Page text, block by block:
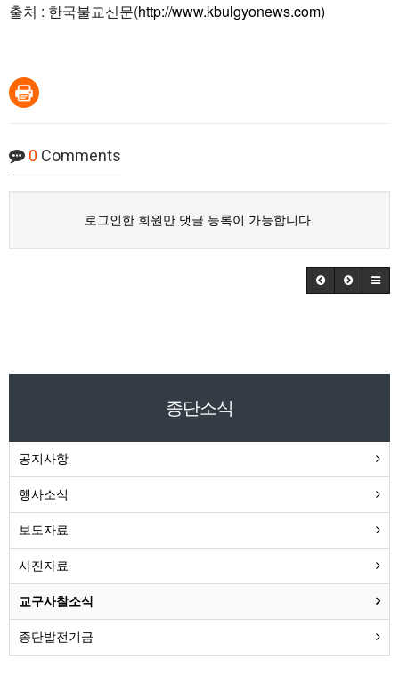
출처 : 한국불교신문(http://www.kbulgyonews.com)
0 Comments
로그인한 회원만 댓글 등록이 가능합니다.
종단소식
공지사항
행사소식
보도자료
사진자료
교구사찰소식
종단발전기금